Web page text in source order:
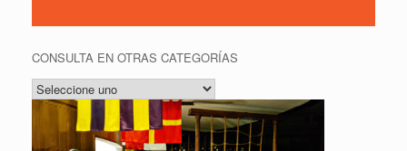
CONSULTA EN OTRAS CATEGORÍAS